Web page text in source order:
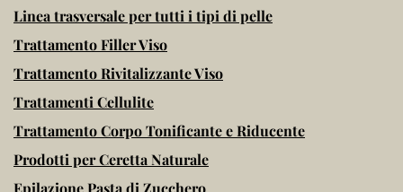
Linea trasversale per tutti i tipi di pelle
Trattamento Filler Viso
Trattamento Rivitalizzante Viso
Trattamenti Cellulite
Trattamento Corpo Tonificante e Riducente
Prodotti per Ceretta Naturale
Epilazione Pasta di Zucchero